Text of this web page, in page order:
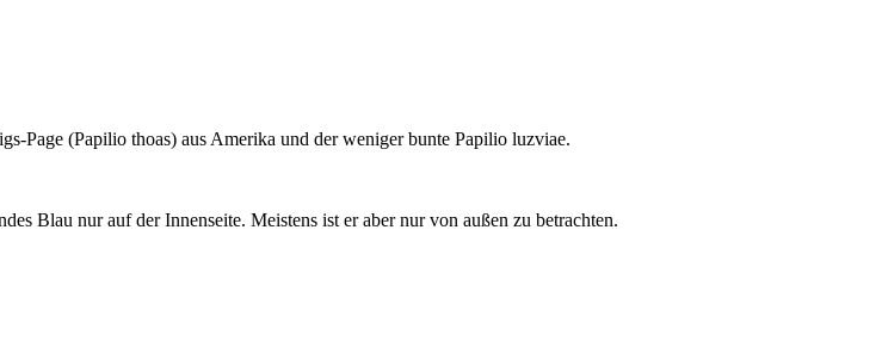
Page (Papilio thoas) aus Amerika und der weniger bunte Papilio luzviae.
Blau nur auf der Innenseite. Meistens ist er aber nur von außen zu betrachten.